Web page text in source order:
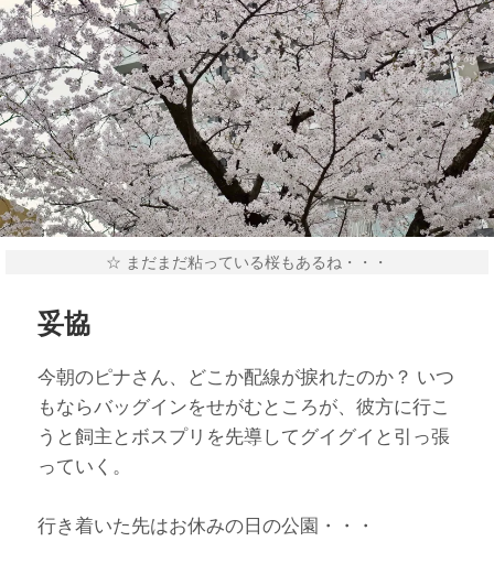
☆ まだまだ粘っている桜もあるね・・・
妥協
今朝のピナさん、どこか配線が捩れたのか？ いつ
もならバッグインをせがむところが、彼方に行こ
うと飼主とボスプリを先導してグイグイと引っ張
っていく。
行き着いた先はお休みの日の公園・・・